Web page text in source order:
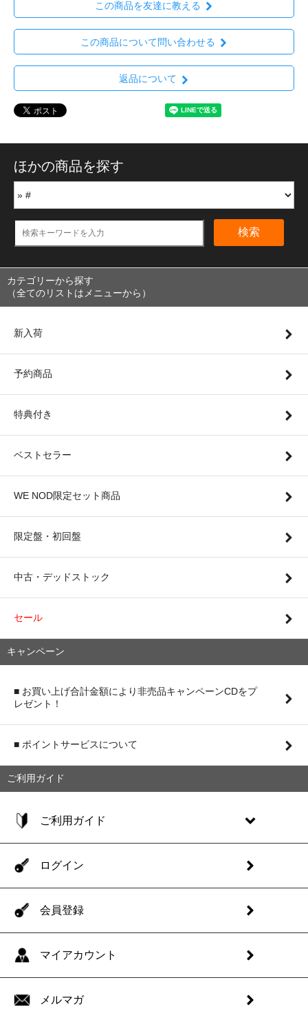
この商品を友達に教える
この商品について問い合わせる
返品について
ほかの商品を探す
検索
カテゴリーから探す
（全てのリストはメニューから）
新入荷
予約商品
特典付き
ベストセラー
WE NOD限定セット商品
限定盤・初回盤
中古・デッドストック
セール
キャンペーン
■ お買い上げ合計金額により非売品キャンペーンCDをプ
レゼント！
■ ポイントサービスについて
ご利用ガイド
ご利用ガイド
ログイン
会員登録
マイアカウント
メルマガ